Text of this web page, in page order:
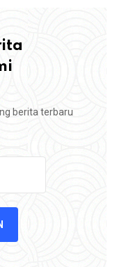
berita terbaru